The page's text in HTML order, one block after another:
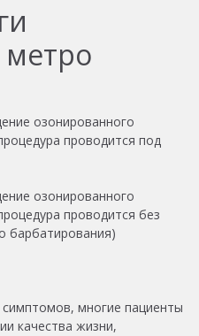
озонированного
проводится под
озонированного
проводится без
барбатирования)
многие пациенты
качества жизни,